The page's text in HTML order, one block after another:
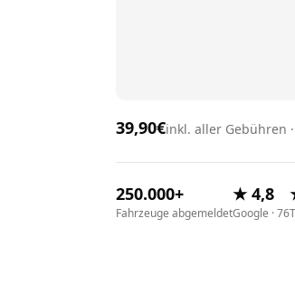
39,90€inkl. aller Gebühren
250.000+
Fahrzeuge abgemeldet
★ 4,8
Google · 76